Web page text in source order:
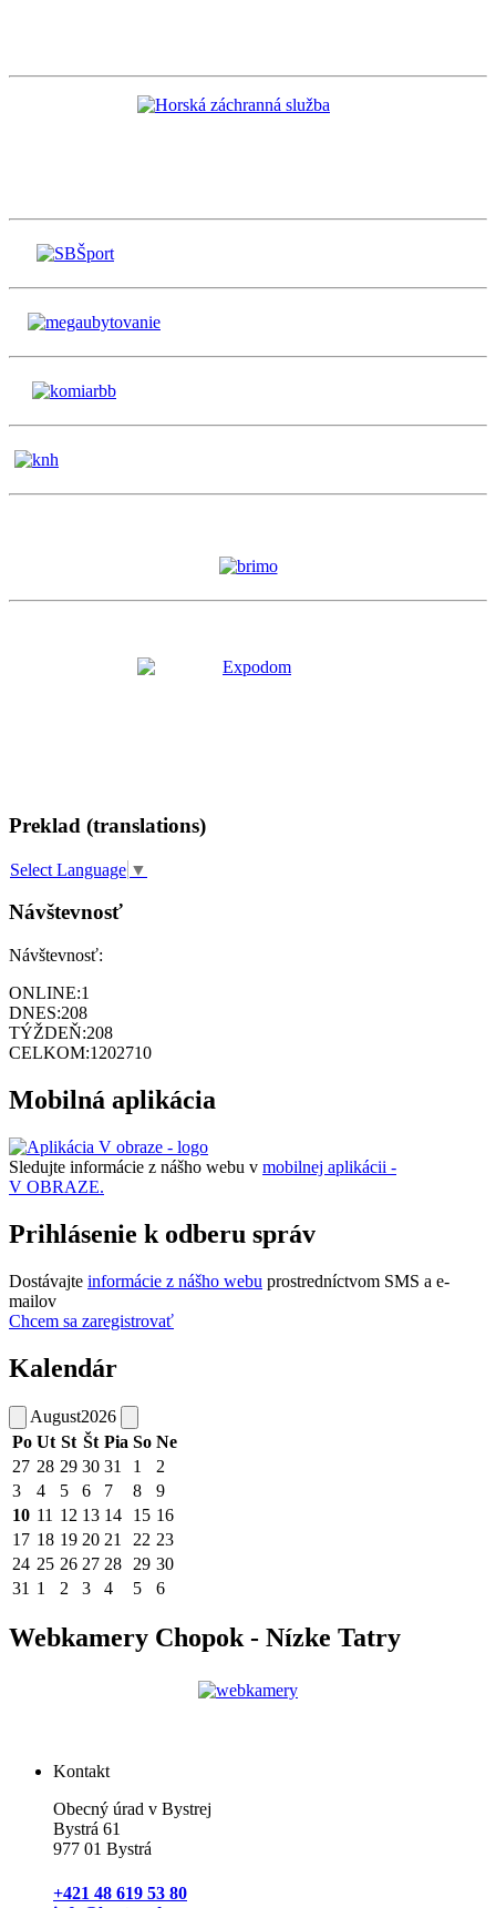
Preklad (translations)
Select Language ▼
Návštevnosť
Návštevnosť:
ONLINE:1
DNES:208
TÝŽDEŇ:208
CELKOM:1202710
Mobilná aplikácia
Sledujte informácie z nášho webu v mobilnej aplikácii -
V OBRAZE.
Prihlásenie k odberu správ
Dostávajte informácie z nášho webu prostredníctvom SMS a e-
mailov
Chcem sa zaregistrovať
Kalendár
August2026
Po Ut St Št Pia So Ne
27 28 29 30 31 1
2
3
4 5 6 7 8
9
10 11 12 13 14 15 16
17 18 19 20 21 22 23
24 25 26 27 28 29 30
31 1 2 3 4 5 6
Webkamery Chopok - Nízke Tatry
Kontakt
Obecný úrad v Bystrej
Bystrá 61
977 01 Bystrá
+421 48 619 53 80